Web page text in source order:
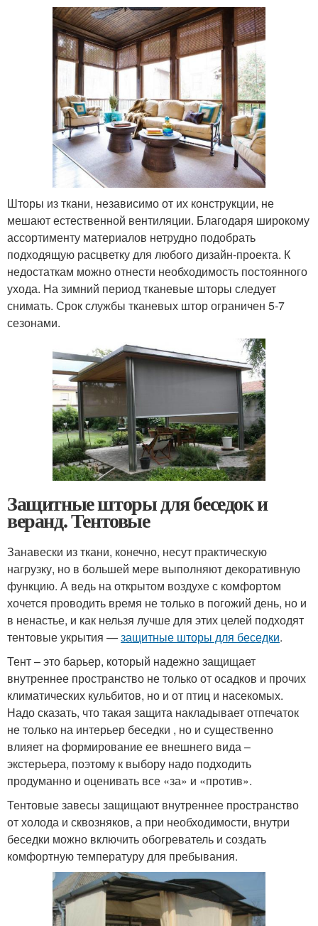
Шторы из ткани, независимо от их конструкции, не
мешают естественной вентиляции. Благодаря широкому
ассортименту материалов нетрудно подобрать
подходящую расцветку для любого дизайн-проекта. К
недостаткам можно отнести необходимость постоянного
ухода. На зимний период тканевые шторы следует
снимать. Срок службы тканевых штор ограничен 5-7
сезонами.
Защитные шторы для беседок и
веранд. Тентовые
Занавески из ткани, конечно, несут практическую
нагрузку, но в большей мере выполняют декоративную
функцию. А ведь на открытом воздухе с комфортом
хочется проводить время не только в погожий день, но и
в ненастье, и как нельзя лучше для этих целей подходят
тентовые укрытия —защитные шторы для беседки.
Тент – это барьер, который надежно защищает
внутреннее пространство не только от осадков и прочих
климатических кульбитов, но и от птиц и насекомых.
Надо сказать, что такая защита накладывает отпечаток
не только на интерьер беседки , но и существенно
влияет на формирование ее внешнего вида –
экстерьера, поэтому к выбору надо подходить
продуманно и оценивать все «за» и «против».
Тентовые завесы защищают внутреннее пространство
от холода и сквозняков, а при необходимости, внутри
беседки можно включить обогреватель и создать
комфортную температуру для пребывания.